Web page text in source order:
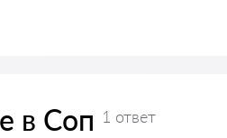
в Соп 1 ответ